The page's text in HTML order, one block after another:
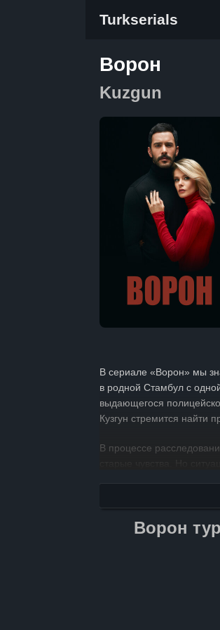
Turkserials
Ворон
Kuzgun
В сериале «Ворон» мы
в родной Стамбул с
выдающегося
Кузгун стремится найти
В процессе
профессиональному
захватывающий
погружает нас в
чувства могут
Ворон